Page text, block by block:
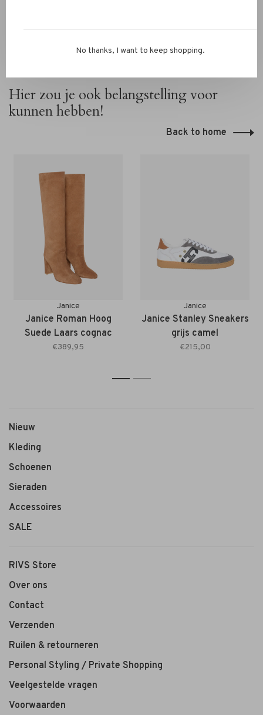
Hier zou je ook belangstelling voor
kunnen hebben!
Back to home
Janice
Janice Roman Hoog
Suede Laars cognac
€389,95
Janice
Janice Stanley Sneakers
grijs camel
€215,00
1 2
Nieuw
Kleding
Schoenen
Sieraden
Accessoires
SALE
RIVS Store
Over ons
Contact
Verzenden
Ruilen & retourneren
Personal Styling / Private Shopping
Veelgestelde vragen
Voorwaarden
No thanks, I want to keep shopping.